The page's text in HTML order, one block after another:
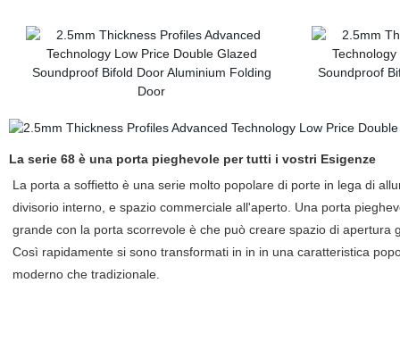
La serie 68 è una porta pieghevole per tutti i vostri Esigenze
La porta a soffietto è una serie molto popolare di porte in lega di
divisorio interno, e spazio commerciale all'aperto. Una porta
grande con la porta scorrevole è che può creare spazio di
Così rapidamente si sono transformati in in in una caratteristica
moderno che tradizionale.